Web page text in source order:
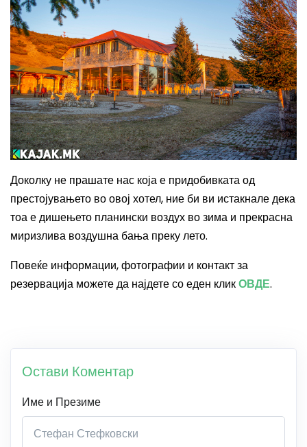
Доколку не прашате нас која е придобивката од
престојувањето во овој хотел, ние би ви истакнале дека
тоа е дишењето планински воздух во зима и прекрасна
миризлива воздушна бања преку лето.
Повеќе информации, фотографии и контакт за
резервација можете да најдете со еден кликОВДЕ.
Остави Коментар
Име и Презиме